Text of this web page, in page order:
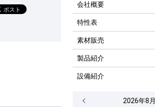
会社概要
特性表
素材販売
製品紹介
設備紹介
2026年8月